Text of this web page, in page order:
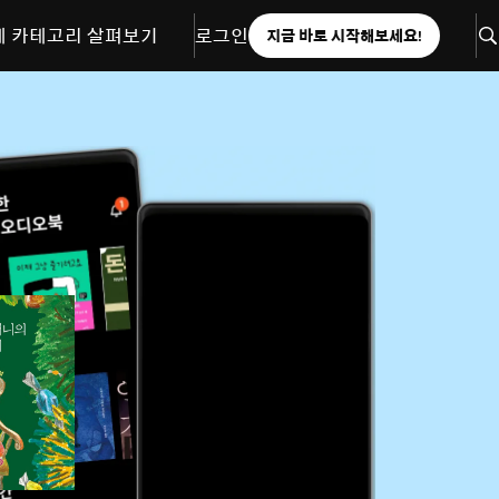
카테고리 살펴보기 로그인 지금 바로 시작해보세요!